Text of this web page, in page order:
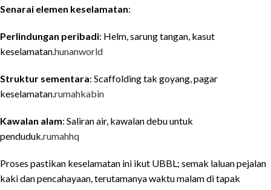
Senarai elemen keselamatan:
Perlindungan peribadi: Helm, sarung tangan, kasut
keselamatan.hunanworld
Struktur sementara: Scaffolding tak goyang, pagar
keselamatan.rumahkabin
Kawalan alam: Saliran air, kawalan debu untuk
penduduk. rumahhq
Proses pastikan keselamatan ini ikut UBBL; semak laluan pejalan
kaki dan pencahayaan, terutamanya waktu malam di tapak